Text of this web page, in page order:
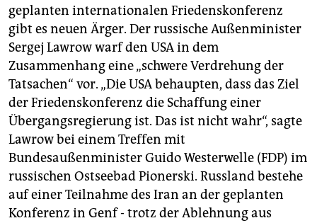
geplanten internationalen Friedenskonferenz
gibt es neuen Ärger. Der russische Außenminister
Sergej Lawrow warf den USA in dem
Zusammenhang eine „schwere Verdrehung der
Tatsachen“ vor. „Die USA behaupten, dass das Ziel
der Friedenskonferenz die Schaffung einer
Übergangsregierung ist. Das ist nicht wahr“, sagte
Lawrow bei einem Treffen mit
Bundesaußenminister Guido Westerwelle (FDP) im
russischen Ostseebad Pionerski. Russland bestehe
auf einer Teilnahme des Iran an der geplanten
Konferenz in Genf - trotz der Ablehnung aus